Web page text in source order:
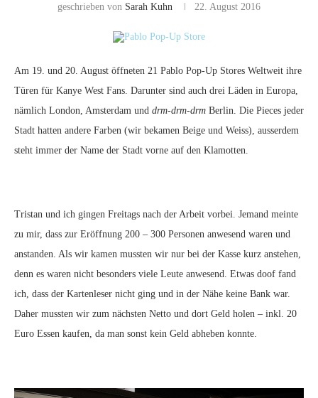
geschrieben von Sarah Kuhn 22. August 2016
Am 19. und 20. August öffneten 21 Pablo Pop-Up Stores Weltweit ihre
Türen für Kanye West Fans. Darunter sind auch drei Läden in Europa,
nämlich London, Amsterdam und drm-drm-drm Berlin. Die Pieces jeder
Stadt hatten andere Farben (wir bekamen Beige und Weiss), ausserdem
steht immer der Name der Stadt vorne auf den Klamotten.
Tristan und ich gingen Freitags nach der Arbeit vorbei. Jemand meinte
zu mir, dass zur Eröffnung 200 – 300 Personen anwesend waren und
anstanden. Als wir kamen mussten wir nur bei der Kasse kurz anstehen,
denn es waren nicht besonders viele Leute anwesend. Etwas doof fand
ich, dass der Kartenleser nicht ging und in der Nähe keine Bank war.
Daher mussten wir zum nächsten Netto und dort Geld holen – inkl. 20
Euro Essen kaufen, da man sonst kein Geld abheben konnte.